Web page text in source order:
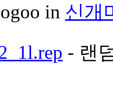
in 신개
- 랜